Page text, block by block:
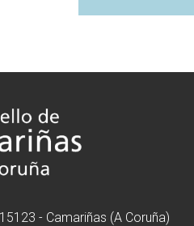
- Camariñas (A Coruña)